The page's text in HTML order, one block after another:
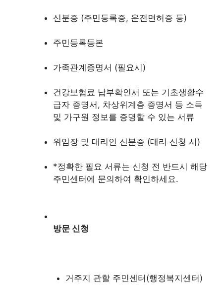
신분증 (주민등록증, 운전면허증 등)
주민등록등본
가족관계증명서 (필요시)
건강보험료 납부확인서 또는 기초생활수
급자 증명서, 차상위계층 증명서 등 소득
및 가구원 정보를 증명할 수 있는 서류
위임장 및 대리인 신분증 (대리 신청 시)
*정확한 필요 서류는 신청 전 반드시 해당
주민센터에 문의하여 확인하세요.
방문 신청
거주지 관할 주민센터(행정복지센터)